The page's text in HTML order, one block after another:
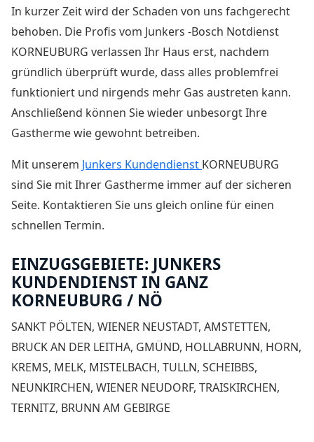
In kurzer Zeit wird der Schaden von uns fachgerecht
behoben. Die Profis vom Junkers -Bosch Notdienst
KORNEUBURG verlassen Ihr Haus erst, nachdem
gründlich überprüft wurde, dass alles problemfrei
funktioniert und nirgends mehr Gas austreten kann.
Anschließend können Sie wieder unbesorgt Ihre
Gastherme wie gewohnt betreiben.
Mit unserem Junkers Kundendienst KORNEUBURG
sind Sie mit Ihrer Gastherme immer auf der sicheren
Seite. Kontaktieren Sie uns gleich online für einen
schnellen Termin.
EINZUGSGEBIETE: JUNKERS
KUNDENDIENST IN GANZ
KORNEUBURG / NÖ
SANKT PÖLTEN, WIENER NEUSTADT, AMSTETTEN,
BRUCK AN DER LEITHA, GMÜND, HOLLABRUNN, HORN,
KREMS, MELK, MISTELBACH, TULLN, SCHEIBBS,
NEUNKIRCHEN, WIENER NEUDORF, TRAISKIRCHEN,
TERNITZ, BRUNN AM GEBIRGE